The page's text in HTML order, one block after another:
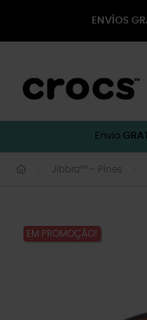
ENVÍOS
Envio
Jibbitz™ - Pines
EM PROMOÇÃO!